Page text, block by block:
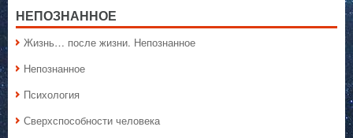
НЕПОЗНАННОЕ
Жизнь… после жизни. Непознанное
Непознанное
Психология
Сверхспособности человека